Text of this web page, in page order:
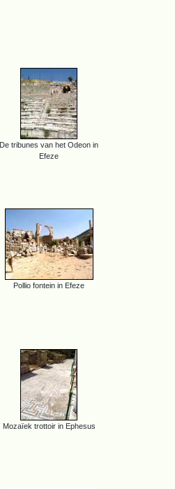
De tribunes van het Odeon in
Efeze
Pollio fontein in Efeze
Mozaïek trottoir in Ephesus